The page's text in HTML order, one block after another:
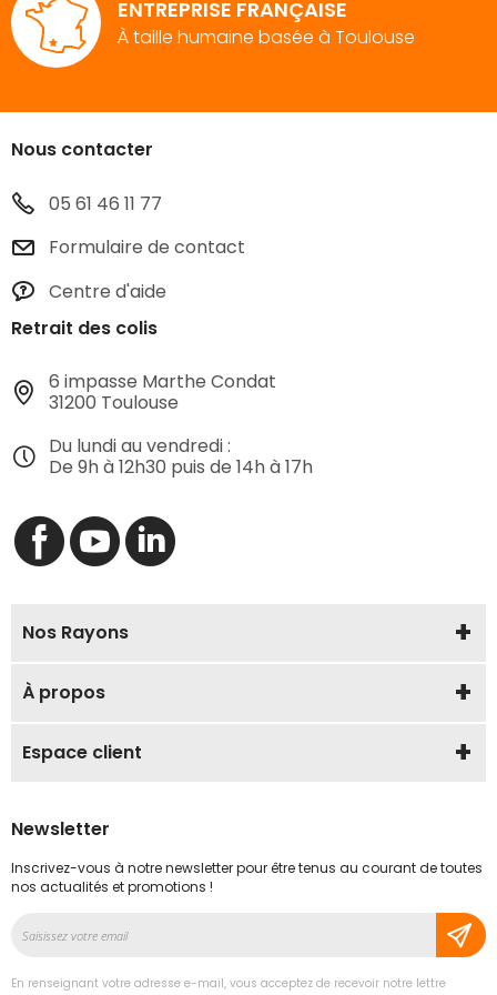
ENTREPRISE FRANÇAISE
À taille humaine basée à Toulouse
Nous contacter
05 61 46 11 77
Formulaire de contact
Centre d'aide
Retrait des colis
6 impasse Marthe Condat
31200 Toulouse
Du lundi au vendredi :
De 9h à 12h30 puis de 14h à 17h
Nos Rayons
À propos
Espace client
Newsletter
Inscrivez-vous à notre newsletter pour être tenus au courant de toutes
nos actualités et promotions !
notre
En renseignant votre adresse e-mail, vous acceptez de recevoir notre lettre